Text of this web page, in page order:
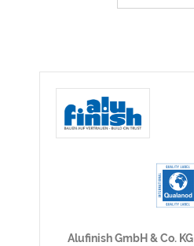
Alufinish GmbH & Co. KG